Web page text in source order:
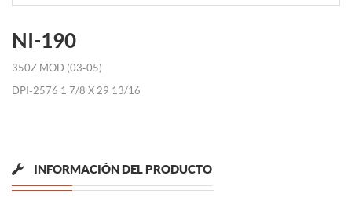
NI-190
350Z MOD (03-05)
DPI-2576 1 7/8 X 29 13/16
INFORMACIÓN DEL PRODUCTO